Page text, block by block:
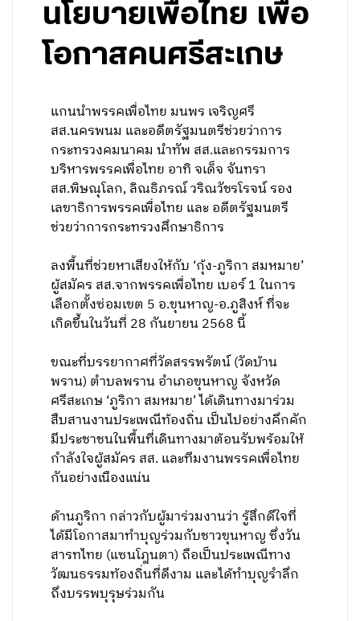
นโยบายเพื่อไทย เพื่อ
โอกาสคนศรีสะเกษ
แกนนำพรรคเพื่อไทย มนพร เจริญศรี
สส.นครพนม และอดีตรัฐมนตรีช่วยว่าการ
กระทรวงคมนาคม นำทัพ สส.และกรรมการ
บริหารพรรคเพื่อไทย อาทิ จเด็จ จันทรา
สส.พิษณุโลก, ลิณธิภรณ์ วริณวัชรโรจน์ รอง
เลขาธิการพรรคเพื่อไทย และ อดีตรัฐมนตรี
ช่วยว่าการกระทรวงศึกษาธิการ
ลงพื้นที่ช่วยหาเสียงให้กับ ‘กุ้ง-ภูริกา สมหมาย’
ผู้สมัคร สส.จากพรรคเพื่อไทย เบอร์ 1 ในการ
เลือกตั้งซ่อมเขต 5 อ.ขุนหาญ-อ.ภูสิงห์ ที่จะ
เกิดขึ้นในวันที่ 28 กันยายน 2568 นี้
ขณะที่บรรยากาศที่วัดสรรพรัตน์ (วัดบ้าน
พราน) ตำบลพราน อำเภอขุนหาญ จังหวัด
ศรีสะเกษ ‘ภูริกา สมหมาย’ ได้เดินทางมาร่วม
สืบสานงานประเพณีท้องถิ่น เป็นไปอย่างคึกคัก
มีประชาชนในพื้นที่เดินทางมาต้อนรับพร้อมให้
กำลังใจผู้สมัคร สส. และทีมงานพรรคเพื่อไทย
กันอย่างเนืองแน่น
ด้านภูริกา กล่าวกับผู้มาร่วมงานว่า รู้สึกดีใจที่
ได้มีโอกาสมาทำบุญร่วมกับชาวขุนหาญ ซึ่งวัน
สารทไทย (แซนโฎนตา) ถือเป็นประเพณีทาง
วัฒนธรรมท้องถิ่นที่ดีงาม และได้ทำบุญรำลึก
ถึงบรรพบุรุษร่วมกัน